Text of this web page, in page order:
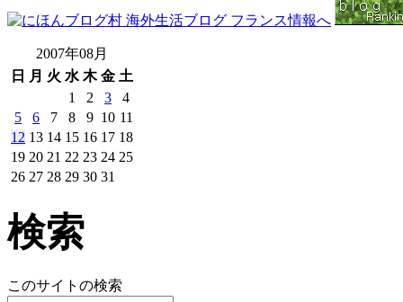
2007年08月
日
月 火 水 木 金 土
1
2 3
4
5
6 7 8 9 10 11
12 13 14 15 16 17 18
19 20 21 22 23 24 25
26 27 28 29 30 31
検索
このサイトの検索